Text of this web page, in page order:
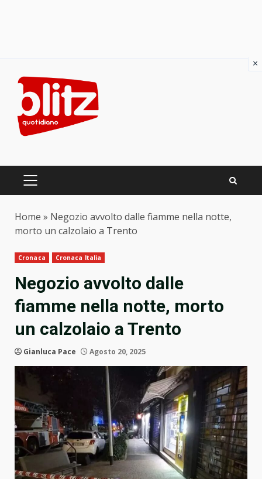
content
PRIMARY
Home » Negozio avvolto dalle fiamme nella notte,
morto un calzolaio a Trento
Cronaca Cronaca Italia
Negozio avvolto dalle
fiamme nella notte, morto
un calzolaio a Trento
Gianluca Pace Agosto 20, 2025
×